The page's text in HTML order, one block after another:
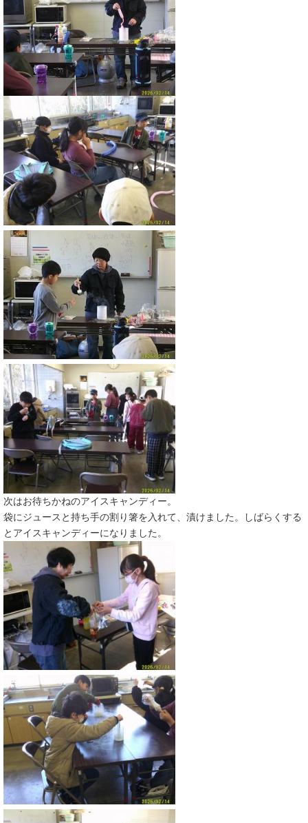
次はお待ちかねのアイスキャンディー。
袋にジュースと持ち手の割り箸を入れて、漬けました。しばらくする
とアイスキャンディーになりました。